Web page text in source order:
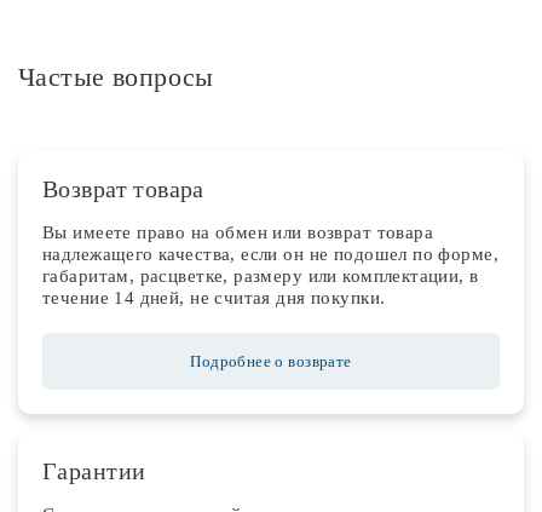
Частые вопросы
Возврат товара
Вы имеете право на обмен или возврат товара
надлежащего качества, если он не подошел по форме,
габаритам, расцветке, размеру или комплектации, в
течение 14 дней, не считая дня покупки.
Подробнее о возврате
Гарантии